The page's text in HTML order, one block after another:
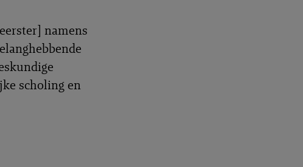
namens
scholing en